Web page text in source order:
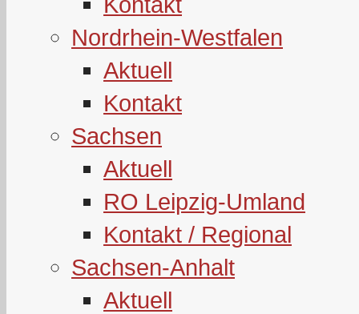
Nordrhein-Westfalen
Aktuell
Kontakt
Sachsen
Aktuell
RO Leipzig-Umland
Kontakt / Regional
Sachsen-Anhalt
Aktuell